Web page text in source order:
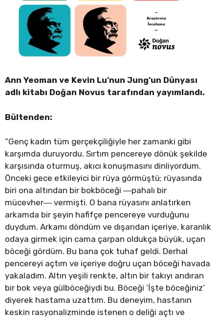
Ann Yeoman ve Kevin Lu’nun Jung’un Dünyası
adlı kitabı Doğan Novus tarafından yayımlandı.
Bültenden:
“Genç kadın tüm gerçekçiliğiyle her zamanki gibi
karşımda duruyordu. Sırtım pencereye dönük şekilde
karşısında oturmuş, akıcı konuşmasını dinliyordum.
Önceki gece etkileyici bir rüya görmüştü; rüyasında
biri ona altından bir bokböceği ―pahalı bir
mücevher― vermişti. O bana rüyasını anlatırken
arkamda bir şeyin hafifçe pencereye vurduğunu
duydum. Arkamı döndüm ve dışarıdan içeriye, karanlık
odaya girmek için cama çarpan oldukça büyük, uçan
böceği gördüm. Bu bana çok tuhaf geldi. Derhal
pencereyi açtım ve içeriye doğru uçan böceği havada
yakaladım. Altın yeşili renkte, altın bir takıyı andıran
bir bok veya gülböceğiydi bu. Böceği ‘İşte böceğiniz’
diyerek hastama uzattım. Bu deneyim, hastanın
keskin rasyonalizminde istenen o deliği açtı ve